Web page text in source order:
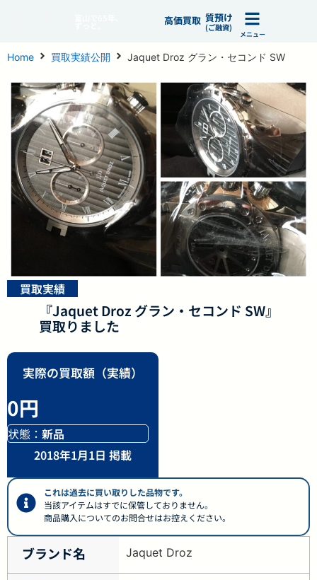
高価買取 質預け
(ご融資)
メニュー
Home 買取実績公開 Jaquet Droz グラン・セコンド SW
買取実績
『Jaquet Droz グラン・セコンド SW』
買取りました
実際の買取額（実績）
0円
状態： 新品
2018年1月1日 掲載
これは過去に買い取りした品物です。
当該アイテムはすでに保管しておりません。
商品購入についてのお問合せはお控えください。
ブランド名 Jaquet Droz